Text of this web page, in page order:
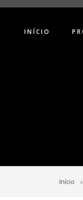
INÍCIO
Início